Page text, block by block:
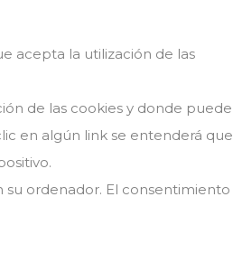
acepta la utilización de las
de las cookies y donde puede
en algún link se entenderá que
su ordenador. El consentimiento